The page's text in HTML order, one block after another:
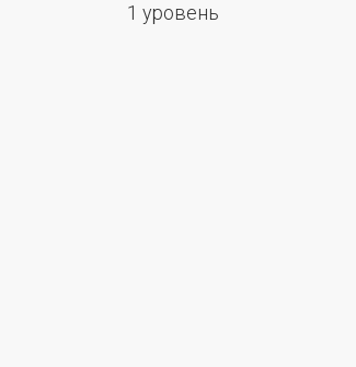
1 уровень